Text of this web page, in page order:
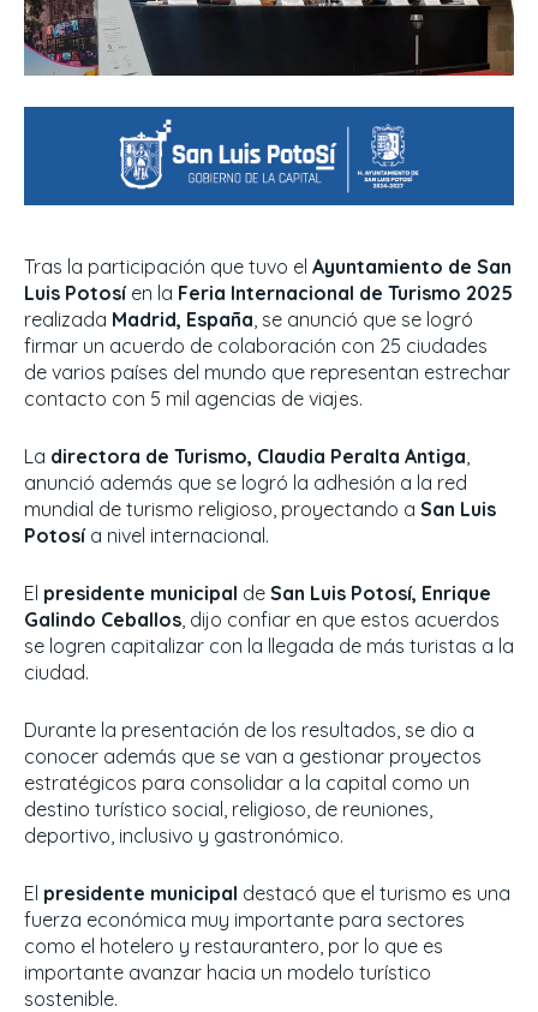
Tras la participación que tuvo el Ayuntamiento de San
Luis Potosíen la Feria Internacional de Turismo 2025
realizada Madrid, España , se anunció que se logró
firmar un acuerdo de colaboración con 25 ciudades
de varios países del mundo que representan estrechar
contacto con 5 mil agencias de viajes.
La directora de Turismo, Claudia Peralta Antiga
anunció además que se logró la adhesión a la red
mundial de turismo religioso, proyectando a San Luis
Potosí a nivel internacional.
El presidente municipal de San Luis Potosí, Enrique
Galindo Ceballos , dijo confiar en que estos acuerdos
se logren capitalizar con la llegada de más turistas a la
ciudad.
Durante la presentación de los resultados, se dio a
conocer además que se van a gestionar proyectos
estratégicos para consolidar a la capital como un
destino turístico social, religioso, de reuniones,
deportivo, inclusivo y gastronómico.
El presidente municipal destacó que el turismo es una
fuerza económica muy importante para sectores
como el hotelero y restaurantero, por lo que es
importante avanzar hacia un modelo turístico
sostenible.